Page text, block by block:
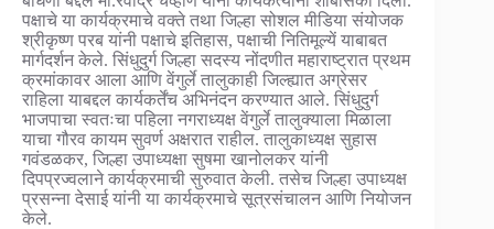
पक्षाचे या कार्यक्रमाचे वक्ते तथा जिल्हा सोशल मीडिया संयोजक
श्रीकृष्ण परब यांनी पक्षाचे इतिहास, पक्षाची नितिमूल्यें याबाबत
मार्गदर्शन केले. सिंधुदुर्ग जिल्हा सदस्य नोंदणीत महाराष्ट्रात प्रथम
क्रमांकावर आला आणि वेंगुर्ले तालुकाही जिल्ह्यात अग्रेसर
राहिला याबद्दल कार्यकर्तेंच अभिनंदन करण्यात आले. सिंधुदुर्ग
भाजपाचा स्वतःचा पहिला नगराध्यक्ष वेंगुर्ले तालुक्याला मिळाला
याचा गौरव कायम सुवर्ण अक्षरात राहील. तालुकाध्यक्ष सुहास
गवंडळकर, जिल्हा उपाध्यक्षा सुषमा खानोलकर यांनी
दिपप्रज्वलाने कार्यक्रमाची सुरुवात केली. तसेच जिल्हा उपाध्यक्ष
प्रसन्ना देसाई यांनी या कार्यक्रमाचे सूत्रसंचालन आणि नियोजन
केले.